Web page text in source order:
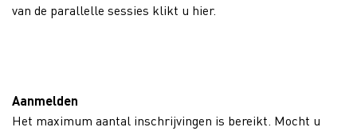
van de parallelle sessies klikt u hier.
Aanmelden
Het maximum aantal inschrijvingen is bereikt. Mocht u